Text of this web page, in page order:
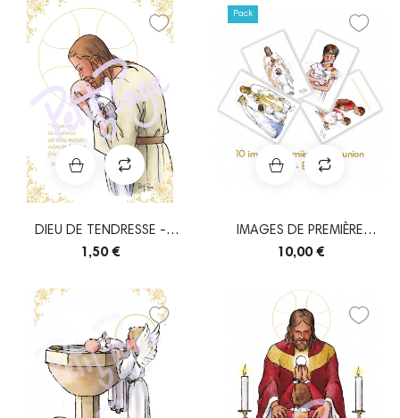
DIEU DE TENDRESSE -
STICKER
1,50 €
Pack
IMAGES DE PREMIÈRE
COMMUNION - FILLE...
10,00 €